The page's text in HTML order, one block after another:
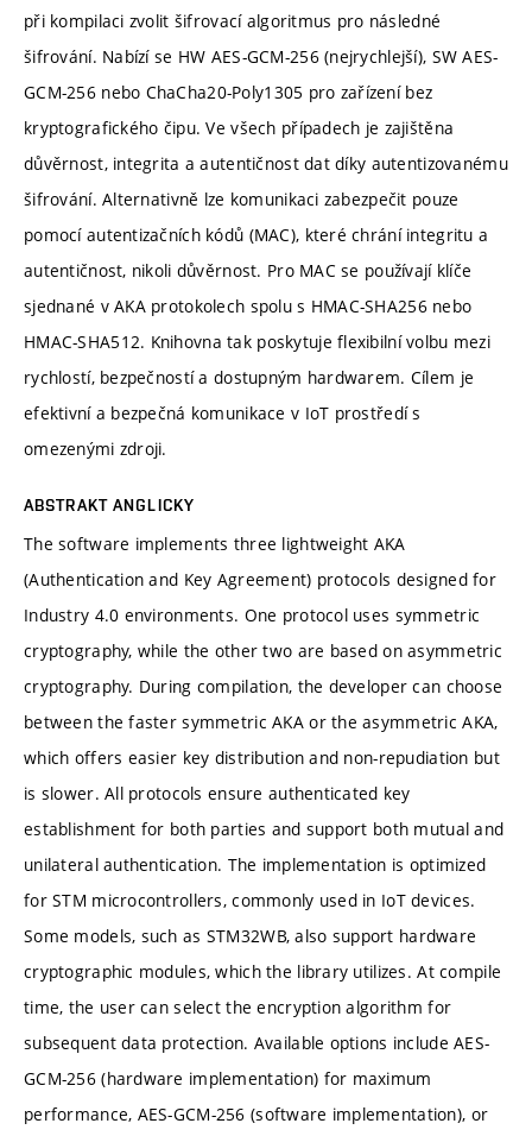
při kompilaci zvolit šifrovací algoritmus pro následné
šifrování. Nabízí se HW AES-GCM-256 (nejrychlejší), SW AES-
GCM-256 nebo ChaCha20-Poly1305 pro zařízení bez
kryptografického čipu. Ve všech případech je zajištěna
důvěrnost, integrita a autentičnost dat díky autentizovanému
šifrování. Alternativně lze komunikaci zabezpečit pouze
pomocí autentizačních kódů (MAC), které chrání integritu a
autentičnost, nikoli důvěrnost. Pro MAC se používají klíče
sjednané v AKA protokolech spolu s HMAC-SHA256 nebo
HMAC-SHA512. Knihovna tak poskytuje flexibilní volbu mezi
rychlostí, bezpečností a dostupným hardwarem. Cílem je
efektivní a bezpečná komunikace v IoT prostředí s
omezenými zdroji.
ABSTRAKT ANGLICKY
The software implements three lightweight AKA
(Authentication and Key Agreement) protocols designed for
Industry 4.0 environments. One protocol uses symmetric
cryptography, while the other two are based on asymmetric
cryptography. During compilation, the developer can choose
between the faster symmetric AKA or the asymmetric AKA,
which offers easier key distribution and non-repudiation but
is slower. All protocols ensure authenticated key
establishment for both parties and support both mutual and
unilateral authentication. The implementation is optimized
for STM microcontrollers, commonly used in IoT devices.
Some models, such as STM32WB, also support hardware
cryptographic modules, which the library utilizes. At compile
time, the user can select the encryption algorithm for
subsequent data protection. Available options include AES-
GCM-256 (hardware implementation) for maximum
performance, AES-GCM-256 (software implementation), or